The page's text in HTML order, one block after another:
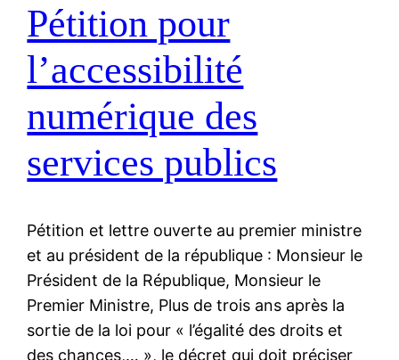
Pétition pour
l’accessibilité
numérique des
services publics
Pétition et lettre ouverte au premier ministre
et au président de la république : Monsieur le
Président de la République, Monsieur le
Premier Ministre, Plus de trois ans après la
sortie de la loi pour « l’égalité des droits et
des chances,… », le décret qui doit préciser